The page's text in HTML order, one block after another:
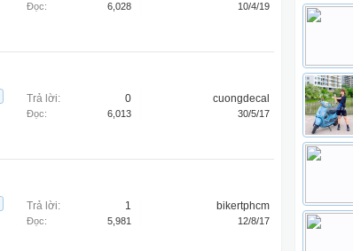
Đọc: 6,028 10/4/19
Trả lời: 0
Đọc: 6,013
cuongdecal
30/5/17
Trả lời: 1
Đọc: 5,981
bikertphcm
12/8/17